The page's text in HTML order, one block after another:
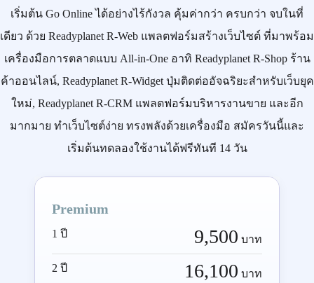
เริ่มต้น Go Onlineได้อย่างไร้กังวล คุ้มค่ากว่า ครบกว่า จบในที่
เดียว ด้วย Readyplanet R-Web แพลตฟอร์มสร้างเว็บไซต์ ที่มาพร้อม
เครื่องมือการตลาดแบบ All-in-Oneอาทิ Readyplanet R-Shopร้าน
ค้าออนไลน์, Readyplanet R-Widgetปุ่มติดต่ออัจฉริยะสำหรับเว็บยุค
ใหม่, Readyplanet R-CRMแพลตฟอร์มบริหารงานขาย และอีก
มากมาย ทำเว็บไซต์ง่าย ทรงพลังด้วยเครื่องมือ สมัครวันนี้และ
เริ่มต้นทดลองใช้งานได้ฟรีทันที 14 วัน
Premium
1 ปี 9,500 บาท
2 ปี 16,100 บาท